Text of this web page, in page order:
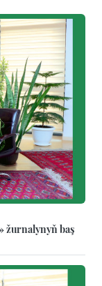
žurnalynyň baş